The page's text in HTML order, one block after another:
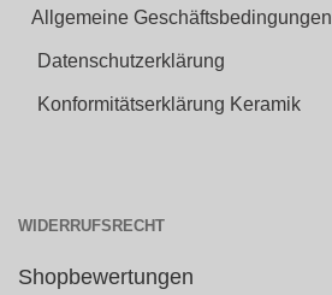
Allgemeine Geschäftsbedingungen
Datenschutzerklärung
Konformitätserklärung Keramik
WIDERRUFSRECHT
Shopbewertungen